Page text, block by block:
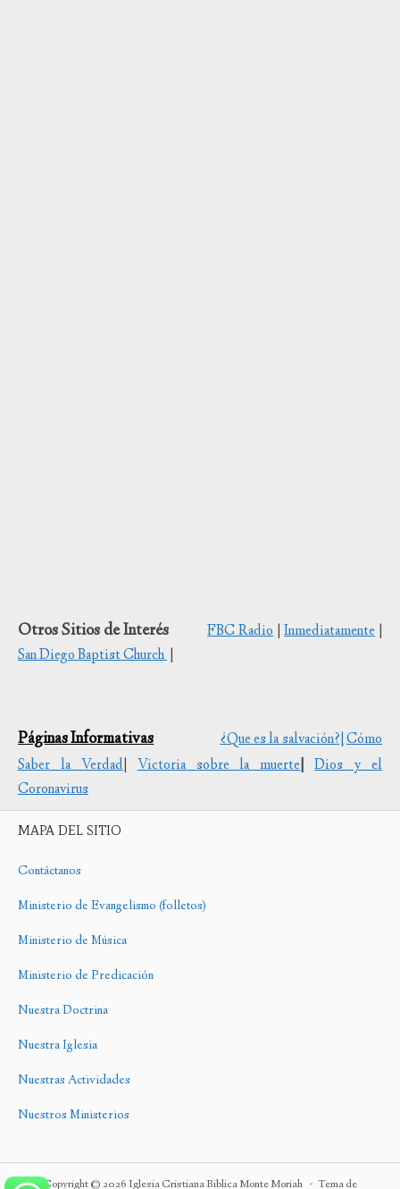
Otros Sitios de Interés FBC Radio|Inmediatamente
San Diego Baptist Church
Páginas Informativas ¿Que es la salvación?|Cómo
Saber la Verdad|Victoria sobre la muerte|
Dios y el
Coronavirus
MAPA DEL SITIO
Contáctanos
Ministerio de Evangelismo (folletos)
Ministerio de Música
Ministerio de Predicación
Nuestra Doctrina
Nuestra Iglesia
Nuestras Actividades
Nuestros Ministerios
Copyright © 2026 Iglesia Cristiana Biblica Monte Moriah Tema de